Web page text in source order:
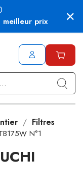
meilleur prix
Filtres
N°1